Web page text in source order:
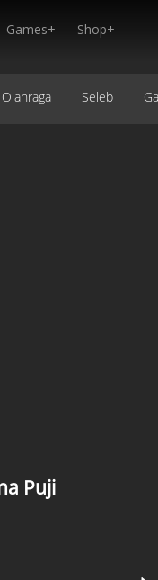
Games+ Shop+
Olahraga Seleb
Puji